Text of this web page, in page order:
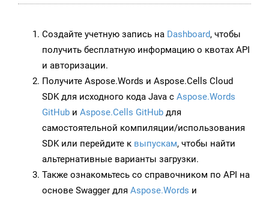
Создайте учетную запись на Dashboard, чтобы
получить бесплатную информацию о квотах API
и авторизации.
Получите Aspose.Words и Aspose.Cells Cloud
SDK для исходного кода Java с Aspose.Words
GitHub и Aspose.Cells GitHub для
самостоятельной компиляции/использования
SDK или перейдите к выпускам, чтобы найти
альтернативные варианты загрузки.
Также ознакомьтесь со справочником по API на
основе Swagger для Aspose.Words и